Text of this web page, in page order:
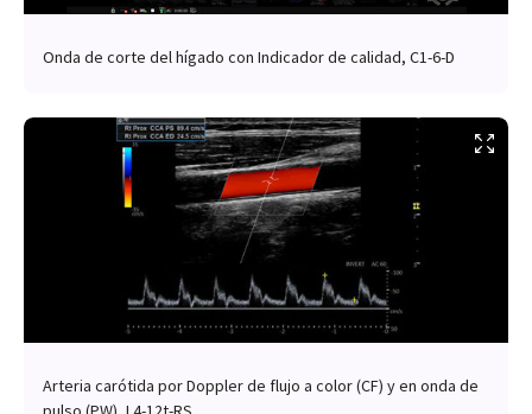
Onda de corte del hígado con Indicador de calidad, C1-6-D
Arteria carótida por Doppler de flujo a color (CF) y en onda de